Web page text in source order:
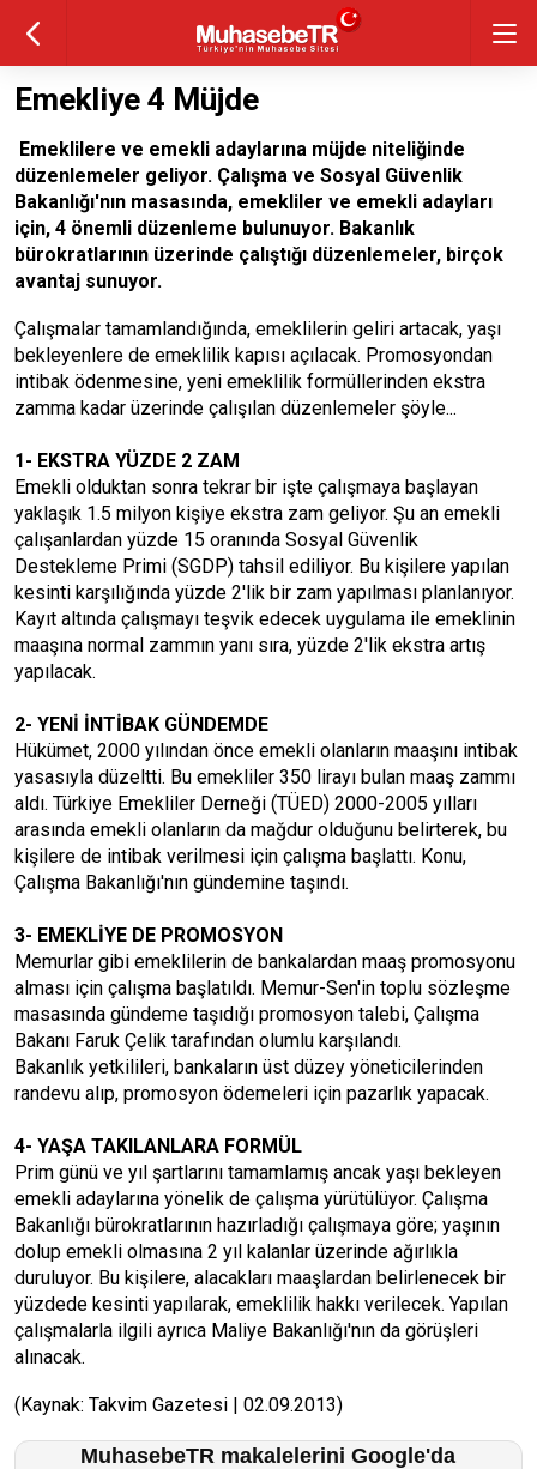
Emekliye 4 Müjde
Emeklilere ve emekli adaylarına müjde niteliğinde
düzenlemeler geliyor. Çalışma ve Sosyal Güvenlik
Bakanlığı'nın masasında, emekliler ve emekli adayları
için, 4 önemli düzenleme bulunuyor. Bakanlık
bürokratlarının üzerinde çalıştığı düzenlemeler, birçok
avantaj sunuyor.
Çalışmalar tamamlandığında, emeklilerin geliri artacak, yaşı
bekleyenlere de emeklilik kapısı açılacak. Promosyondan
intibak ödenmesine, yeni emeklilik formüllerinden ekstra
zamma kadar üzerinde çalışılan düzenlemeler şöyle...
1- EKSTRA YÜZDE 2 ZAM
Emekli olduktan sonra tekrar bir işte çalışmaya başlayan
yaklaşık 1.5 milyon kişiye ekstra zam geliyor. Şu an emekli
çalışanlardan yüzde 15 oranında Sosyal Güvenlik
Destekleme Primi (SGDP) tahsil ediliyor. Bu kişilere yapılan
kesinti karşılığında yüzde 2'lik bir zam yapılması planlanıyor.
Kayıt altında çalışmayı teşvik edecek uygulama ile emeklinin
maaşına normal zammın yanı sıra, yüzde 2'lik ekstra artış
yapılacak.
2- YENİ İNTİBAK GÜNDEMDE
Hükümet, 2000 yılından önce emekli olanların maaşını intibak
yasasıyla düzeltti. Bu emekliler 350 lirayı bulan maaş zammı
aldı. Türkiye Emekliler Derneği (TÜED) 2000-2005 yılları
arasında emekli olanların da mağdur olduğunu belirterek, bu
kişilere de intibak verilmesi için çalışma başlattı. Konu,
Çalışma Bakanlığı'nın gündemine taşındı.
3- EMEKLİYE DE PROMOSYON
Memurlar gibi emeklilerin de bankalardan maaş promosyonu
alması için çalışma başlatıldı. Memur-Sen'in toplu sözleşme
masasında gündeme taşıdığı promosyon talebi, Çalışma
Bakanı Faruk Çelik tarafından olumlu karşılandı.
Bakanlık yetkilileri, bankaların üst düzey yöneticilerinden
randevu alıp, promosyon ödemeleri için pazarlık yapacak.
4- YAŞA TAKILANLARA FORMÜL
Prim günü ve yıl şartlarını tamamlamış ancak yaşı bekleyen
emekli adaylarına yönelik de çalışma yürütülüyor. Çalışma
Bakanlığı bürokratlarının hazırladığı çalışmaya göre; yaşının
dolup emekli olmasına 2 yıl kalanlar üzerinde ağırlıkla
duruluyor. Bu kişilere, alacakları maaşlardan belirlenecek bir
yüzdede kesinti yapılarak, emeklilik hakkı verilecek. Yapılan
çalışmalarla ilgili ayrıca Maliye Bakanlığı'nın da görüşleri
alınacak.
(Kaynak: Takvim Gazetesi | 02.09.2013)
MuhasebeTR makalelerini Google'da